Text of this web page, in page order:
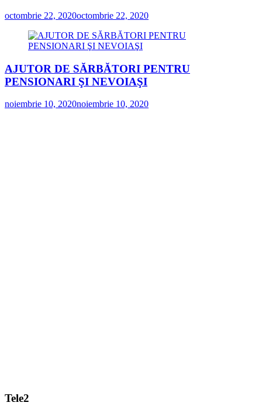
octombrie 22, 2020octombrie 22, 2020
AJUTOR DE SĂRBĂTORI PENTRU
PENSIONARI ŞI NEVOIAŞI
noiembrie 10, 2020noiembrie 10, 2020
Tele2